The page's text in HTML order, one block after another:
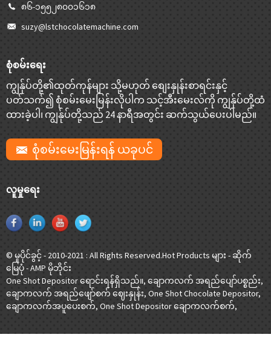
၈၆-၁၅၅၂၈၀၀၁၆၁၈
suzy@lstchocolatemachine.com
စုံစမ်းရေး
ကျွန်ုပ်တို့၏ထုတ်ကုန်များ သို့မဟုတ် စျေးနှုန်းစာရင်းနှင့်
ပတ်သက်၍ စုံစမ်းမေးမြန်းလိုပါက သင့်အီးမေးလ်ကို ကျွန်ုပ်တို့ထံ
ထားခဲ့ပါ၊ ကျွန်ုပ်တို့သည် 24 နာရီအတွင်း ဆက်သွယ်ပေးပါမည်။
စုံစမ်းမေးမြန်းရန် ယခုပင်
လူမှုရေး
© မူပိုင်ခွင့် - 2010-2021 : All Rights Reserved.Hot Products များ - ဆိုက်
မြေပုံ-AMP မိုဘိုင်း
One Shot Depositor ရောင်းရန်ရှိသည်။, ချောကလက် အရည်ပျော်ပစ္စည်း,
ချောကလက် အရည်ဖျော်စက် ဈေးနှုန်း, One Shot Chocolate Depositor,
ချောကလက်အပူပေးစက်, One Shot Depositor ချောကလက်စက်,